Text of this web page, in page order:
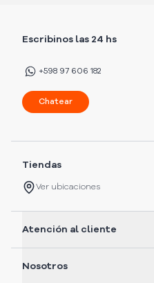
Escribinos las 24 hs
+598 97 606 182
Chatear
Tiendas
Ver ubicaciones
Atención al cliente
Nosotros